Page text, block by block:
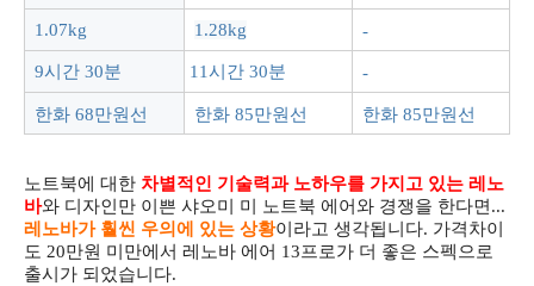
1.07kg 1.28kg -
9시간 30분 11시간 30분 -
한화 68만원선 한화 85만원선 한화 85만원선
노트북에 대한 차별적인 기술력과 노하우를 가지고 있는 레노
바와 디자인만 이쁜 샤오미 미 노트북 에어와 경쟁을 한다면...
레노바가 훨씬 우의에 있는 상황이라고 생각됩니다. 가격차이
도 20만원 미만에서 레노바 에어 13프로가 더 좋은 스펙으로
출시가 되었습니다.